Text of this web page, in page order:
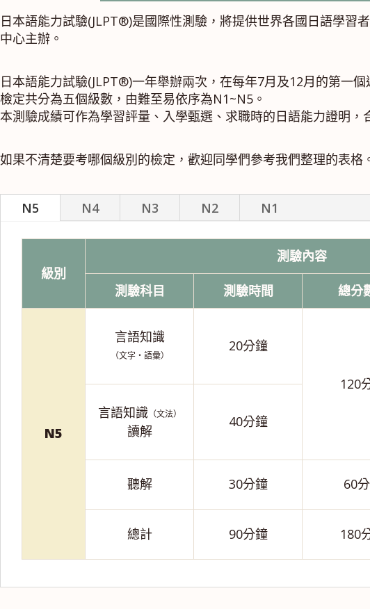
日本語能力試驗(JLPT®)是國際性測驗，將提供世界各國日語學
中心主辦。
日本語能力試驗(JLPT®)一年舉辦兩次，在每年7月及12月的第一個
檢定共分為五個級數，由難至易依序為N1~N5。
本測驗成績可作為學習評量、入學甄選、求職時的日語能力證明，
如果不清楚要考哪個級別的檢定，歡迎同學們參考我們整理的表格
N5 N4 N3 N2 N1
級別
測驗內容
測驗科目
測驗時間 總分
N5
言語知識
（文字・語彙）
20分鐘
120
言語知識（文法）
讀解
40分鐘
聽解 30分鐘 60分
總計 90分鐘 180